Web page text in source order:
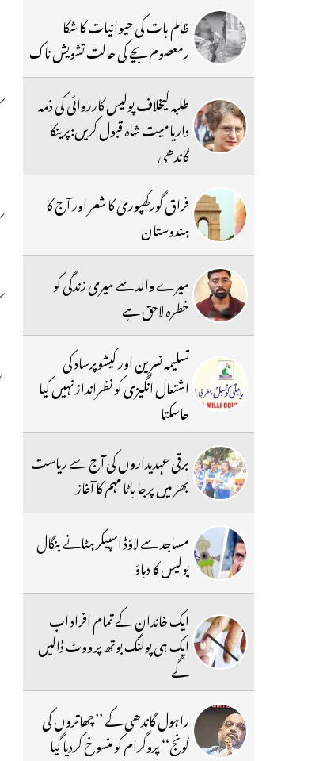
ظالم بات کی حیوانیات کا شکا
رمعصوم بچے کی حالت تشویش ناک
طلبہ کیخلاف پولیس کارروائی کی ذمہ
داریامیت شاہ قبول کریں:پرینکا
گاندھی
فراق گورکھپوری کا شعر اور آج کا
ہندوستان
میرے والد سے میری زندگی کو
خطرہ لاحق ہے
تسلیمہ نسرین اور کیشوپرساد کی
اشتعال انگیزی کو نظرانداز نہیں کیا
جاسکتا
برقی عہدیداروں کی آج سے ریاست
بھر میں پرجا باٹا مہم کا آغاز
مساجد سے لاؤڈ اسپیکر ہٹانے بنگال
پولیس کا دباؤ
ایک خاندان کے تمام افراد اب
ایک ہی پولنگ بوتھ پر ووٹ ڈالیں
گے
راہول گاندھی کے ’’چھاتروں کی
گونج‘‘ پروگرام کو منسوخ کردیا گیا